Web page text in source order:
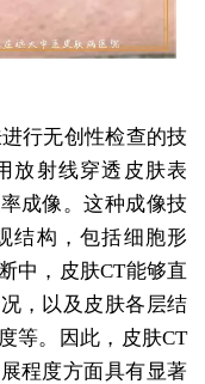
行无创性检查的技
放射线穿透皮肤表
成像。这种成像技
结构，包括细胞形
中，皮肤CT能够直
，以及皮肤各层结
等。因此，皮肤CT
程度方面具有显著